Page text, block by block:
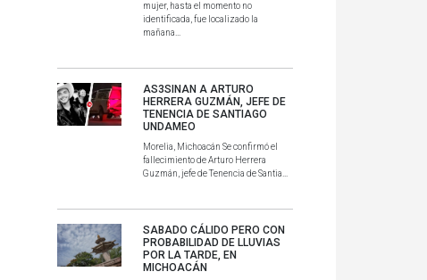
mujer, hasta el momento no
identificada, fue localizado la
mañana...
AS3SINAN A ARTURO
HERRERA GUZMÁN, JEFE DE
TENENCIA DE SANTIAGO
UNDAMEO
Morelia, Michoacán Se confirmó el
fallecimiento de Arturo Herrera
Guzmán, jefe de Tenencia de Santia...
SABADO CÁLIDO PERO CON
PROBABILIDAD DE LLUVIAS
POR LA TARDE, EN
MICHOACÁN